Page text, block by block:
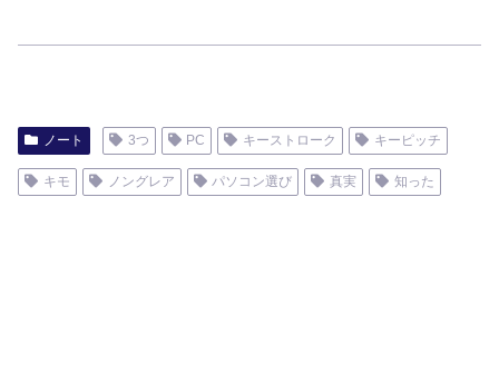
ノート 3つ PC キーストローク キーピッチ
キモ ノングレア パソコン選び 真実 知った